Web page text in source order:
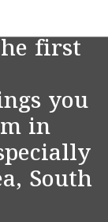
first
you
in
South